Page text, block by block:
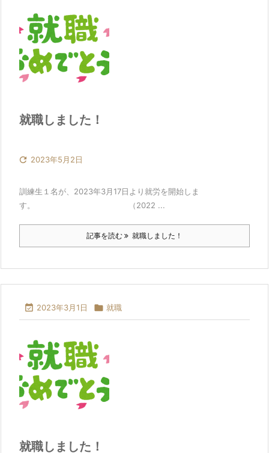
就職しました！
 2023年5月2日
訓練生１名が、2023年3月17日より就労を開始しま
す。 （2022 ...
記事を読む 就職しました！
 2023年3月1日  就職
就職しました！